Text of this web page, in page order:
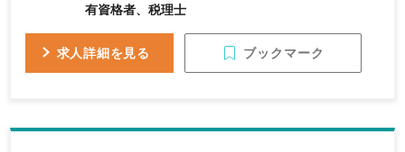
有資格者、税理士
求人詳細を見る ブックマーク